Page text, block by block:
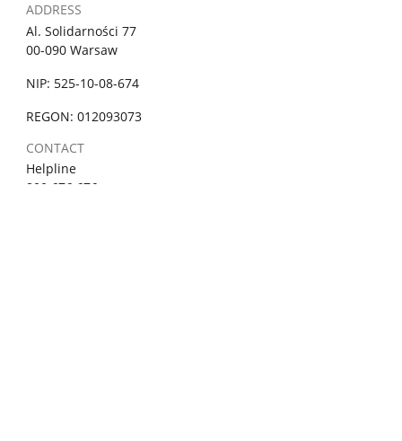
ADDRESS
Al. Solidarności 77
00-090 Warsaw
NIP: 525-10-08-674
REGON: 012093073
CONTACT
Helpline
800 676 676